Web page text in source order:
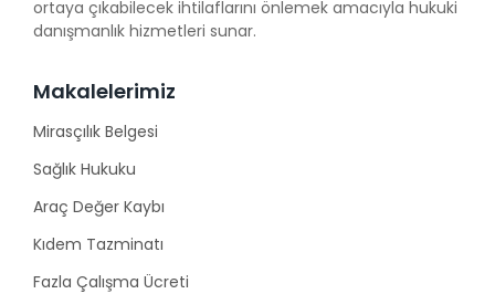
ortaya çıkabilecek ihtilaflarını önlemek amacıyla hukuki
danışmanlık hizmetleri sunar.
Makalelerimiz
Mirasçılık Belgesi
Sağlık Hukuku
Araç Değer Kaybı
Kıdem Tazminatı
Fazla Çalışma Ücreti